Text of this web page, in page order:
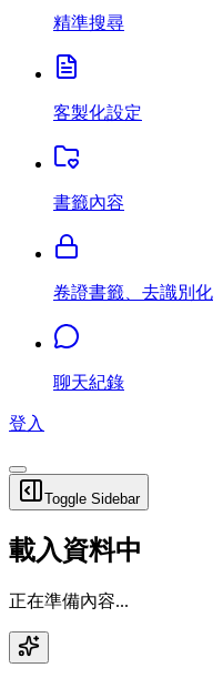
精準搜尋
客製化設定
書籤內容
卷證書籤、去識別化
聊天紀錄
登入
Toggle Sidebar
載入資料中
正在準備內容...